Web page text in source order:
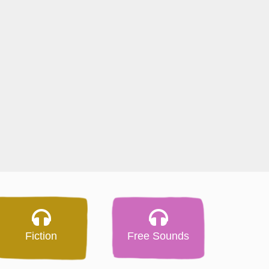
Fiction Free Sounds